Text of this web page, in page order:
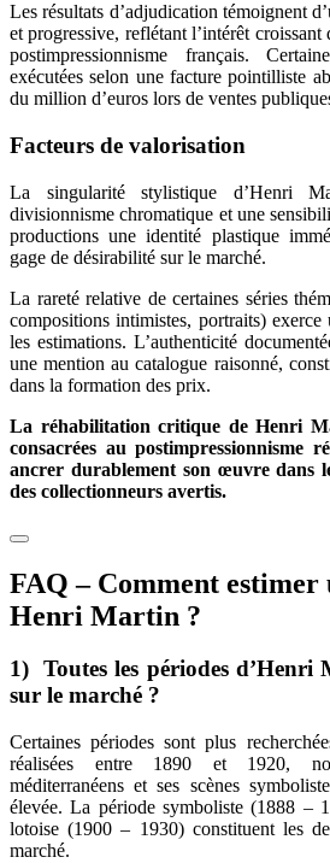
Les résultats d’adjudication témoignent
et progressive, reflétant l’intérêt
postimpressionnisme français.
exécutées selon une facture pointilliste
du million d’euros lors de ventes
Facteurs de valorisation
La singularité stylistique d’Henri
divisionnisme chromatique et une
productions une identité plastique
gage de désirabilité sur le marché.
La rareté relative de certaines séries
compositions intimistes, portraits) exerce
les estimations. L’authenticité
une mention au catalogue raisonné,
dans la formation des prix.
La réhabilitation critique de Henri
consacrées au postimpressionnisme
ancrer durablement son œuvre dans
des collectionneurs avertis.
FAQ – Comment estimer
Henri Martin ?
1) Toutes les périodes d’Henri
sur le marché ?
Certaines périodes sont plus
réalisées entre 1890 et 1920,
méditerranéens et ses scènes
élevée. La période symboliste (1888 –
lotoise (1900 – 1930) constituent les
marché.